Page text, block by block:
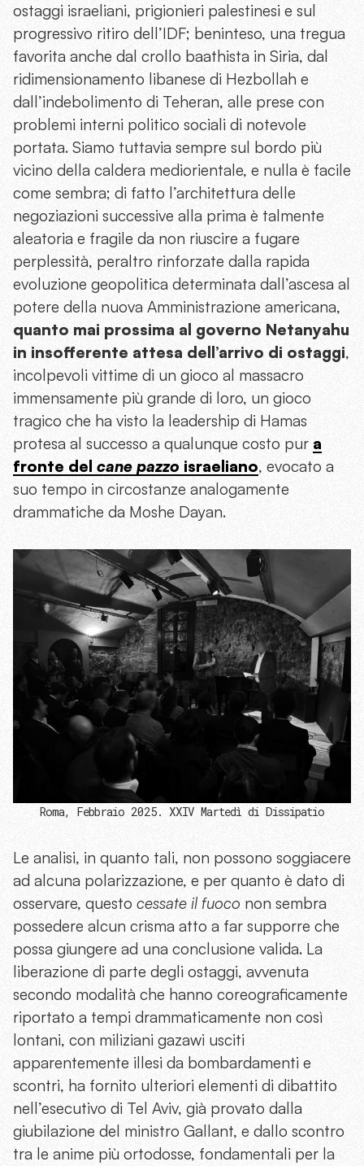
ostaggi israeliani, prigionieri palestinesi e sul
progressivo ritiro dell’IDF; beninteso, una tregua
favorita anche dal crollo baathista in Siria, dal
ridimensionamento libanese di Hezbollah e
dall’indebolimento di Teheran, alle prese con
problemi interni politico sociali di notevole
portata. Siamo tuttavia sempre sul bordo più
vicino della caldera mediorientale, e nulla è facile
come sembra; di fatto l’architettura delle
negoziazioni successive alla prima è talmente
aleatoria e fragile da non riuscire a fugare
perplessità, peraltro rinforzate dalla rapida
evoluzione geopolitica determinata dall’ascesa al
potere della nuova Amministrazione americana,
quanto mai prossima al governo Netanyahu
in insofferente attesa dell’arrivo di ostaggi,
incolpevoli vittime di un gioco al massacro
immensamente più grande di loro, un gioco
tragico che ha visto la leadership di Hamas
protesa al successo a qualunque costo pur a
fronte del cane pazzo israeliano, evocato a
suo tempo in circostanze analogamente
drammatiche da Moshe Dayan.
Roma, Febbraio 2025. XXIV Martedì di Dissipatio
Le analisi, in quanto tali, non possono soggiacere
ad alcuna polarizzazione, e per quanto è dato di
osservare, questo cessate il fuoco non sembra
possedere alcun crisma atto a far supporre che
possa giungere ad una conclusione valida. La
liberazione di parte degli ostaggi, avvenuta
secondo modalità che hanno coreograficamente
riportato a tempi drammaticamente non così
lontani, con miliziani gazawi usciti
apparentemente illesi da bombardamenti e
scontri, ha fornito ulteriori elementi di dibattito
nell’esecutivo di Tel Aviv, già provato dalla
giubilazione del ministro Gallant, e dallo scontro
tra le anime più ortodosse, fondamentali per la